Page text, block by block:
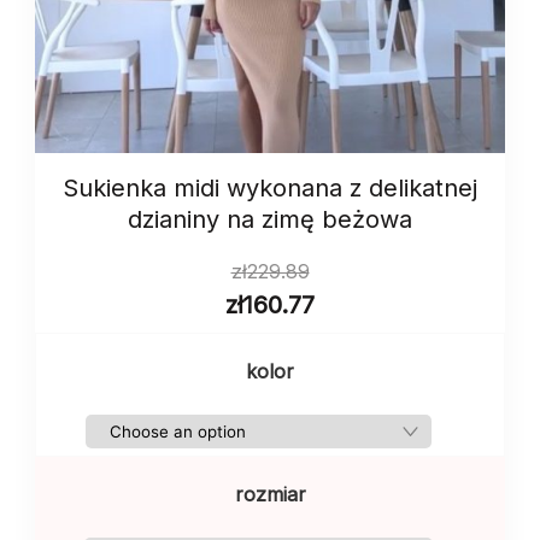
Sukienka midi wykonana z delikatnej
dzianiny na zimę beżowa
zł229.89
zł160.77
kolor
rozmiar